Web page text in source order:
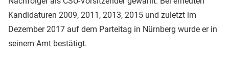
Kandidaturen 2009, 2011, 2013, 2015 und zuletzt im
Dezember 2017 auf dem Parteitag in Nürnberg wurde er in
seinem Amt bestätigt.